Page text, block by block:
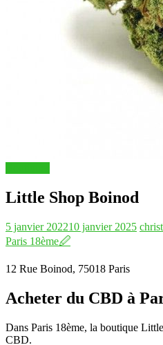
Little Shop Boinod
5 janvier 202210 janvier 2025
Paris 18ème🖉
12 Rue Boinod, 75018 Paris
Acheter du CBD à
Dans Paris 18ème, la boutique
CBD.